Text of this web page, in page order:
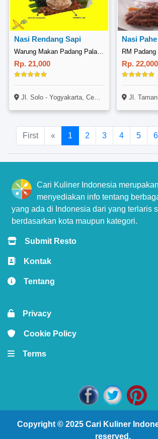
Nasi Rendang Sapi
Rp. 21,000
Jl. Solo - Yogyakarta, Ceper, Klaten
Rp. 22,000
Jl. Taman Makam Pahlawan
First « 1 2 3 4 5 6
Cari Kuliner Indonesia
menyediakan info tentang
yang ada di Indonesia dari yang terlaris
berdasarkan kota maupun kategori.
Submit Resto
Kontak
Tentang
Privacy
Cookie Policy
Terms
Copyright © 2025 Cari Kuliner
reserved.